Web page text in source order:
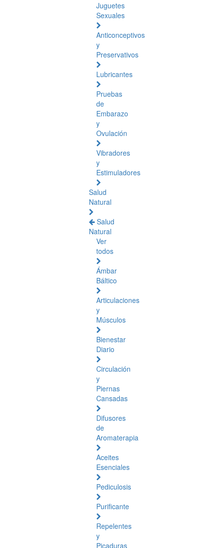
Juguetes
Sexuales
Anticonceptivos
y
Preservativos
Lubricantes
Pruebas
de
Embarazo
y
Ovulación
Vibradores
y
Estimuladores
Salud
Natural
Salud
Natural
Ver
todos
Ámbar
Báltico
Articulaciones
y
Músculos
Bienestar
Diario
Circulación
y
Piernas
Cansadas
Difusores
de
Aromaterapia
Aceites
Esenciales
Pediculosis
Purificante
Repelentes
y
Picaduras